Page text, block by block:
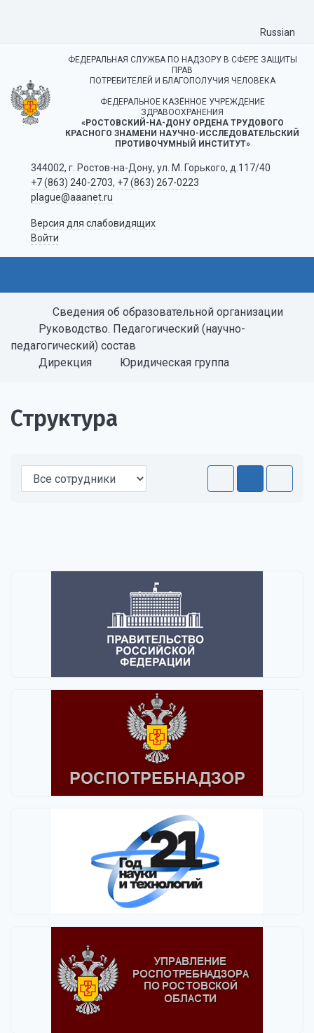
Russian
ФЕДЕРАЛЬНАЯ СЛУЖБА ПО НАДЗОРУ В СФЕРЕ ЗАЩИТЫ
ПРАВ
ПОТРЕБИТЕЛЕЙ И БЛАГОПОЛУЧИЯ ЧЕЛОВЕКА
ФЕДЕРАЛЬНОЕ КАЗЁННОЕ УЧРЕЖДЕНИЕ
ЗДРАВООХРАНЕНИЯ
«РОСТОВСКИЙ-НА-ДОНУ ОРДЕНА ТРУДОВОГО
КРАСНОГО ЗНАМЕНИ НАУЧНО-ИССЛЕДОВАТЕЛЬСКИЙ
ПРОТИВОЧУМНЫЙ ИНСТИТУТ»
344002, г. Ростов-на-Дону, ул. М. Горького, д.117/40
+7 (863) 240-2703, +7 (863) 267-0223
plague@aaanet.ru
Версия для слабовидящих
Войти
Сведения об образовательной организации
Руководство. Педагогический (научно-
педагогический) состав
Дирекция
Юридическая группа
Структура